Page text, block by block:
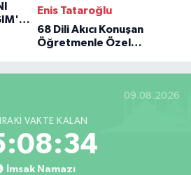
Enis Tataroğlu
68 Dili Akıcı Konuşan
Öğretmenle Özel
09.08.2026
VAKTE KALAN
İmsak Namazı